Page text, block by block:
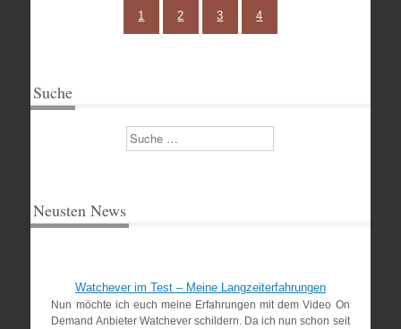
1 2 3 4
Suche
Suchen
Neusten News
Watchever im Test – Meine Langzeiterfahrungen
Nun möchte ich euch meine Erfahrungen mit dem Video On
Demand Anbieter Watchever schildern. Da ich nun schon seit